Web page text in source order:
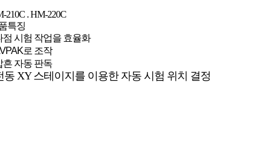
210C . HM-220C
특징
점 시험 작업을 효율화
로 조작
흔 자동 판독
동 XY 스테이지를 이용한 자동 시험 위치 결정